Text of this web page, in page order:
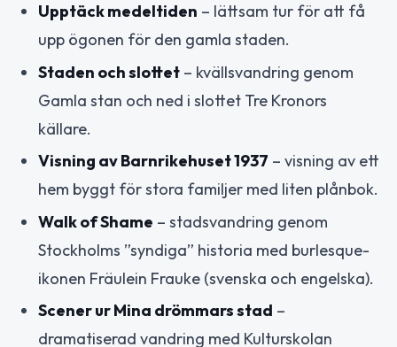
Upptäck medeltiden – lättsam tur för att få
upp ögonen för den gamla staden.
Staden och slottet – kvällsvandring genom
Gamla stan och ned i slottet Tre Kronors
källare.
Visning av Barnrikehuset 1937 – visning av ett
hem byggt för stora familjer med liten plånbok.
Walk of Shame – stadsvandring genom
Stockholms ”syndiga” historia med burlesque-
ikonen Fräulein Frauke (svenska och engelska).
Scener ur Mina drömmars stad –
dramatiserad vandring med Kulturskolan